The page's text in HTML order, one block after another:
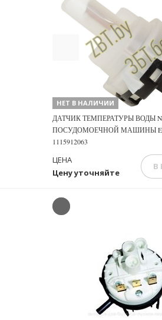
Previous
НЕТ В НАЛИЧИИ
ДАТЧИК ТЕМПЕРАТУРЫ ВОДЫ
ПОСУДОМОЕЧНОЙ МАШИНЫ
1115912063
Цену уточняйте
ЦЕНА
В